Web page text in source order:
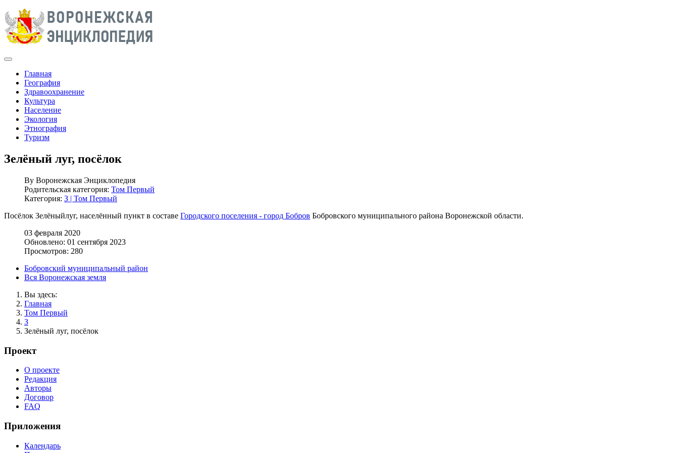
Главная
География
Здравоохранение
Культура
Население
Экология
Этнография
Туризм
Зелёный луг, посёлок
By Воронежская Энциклопедия
Родительская категория: Том Первый
Категория: З | Том Первый
Посёлок Зелёныйлуг, населённый пункт в составе Городского поселения - город Бобров Бобровского муниципального района Воронежской области.
03 февраля 2020
Обновлено: 01 сентября 2023
Просмотров: 280
Бобровский муниципальный район
Вся Воронежская земля
Вы здесь:
Главная
Том Первый
З
Зелёный луг, посёлок
Проект
О проекте
Редакция
Авторы
Договор
FAQ
Приложения
Календарь